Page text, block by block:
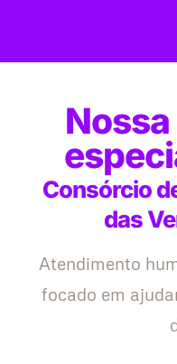
Consórcio
das
Atendimento
focado em